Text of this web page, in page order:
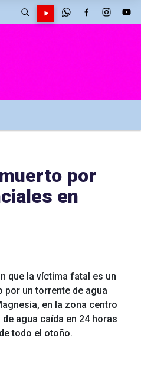
por
en
que la víctima fatal es un
por un torrente de agua
en la zona centro
agua caída en 24 horas
todo el otoño.